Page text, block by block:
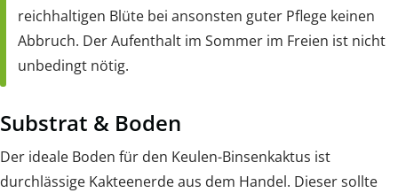
reichhaltigen Blüte bei ansonsten guter Pflege keinen
Abbruch. Der Aufenthalt im Sommer im Freien ist nicht
unbedingt nötig.
Substrat & Boden
Der ideale Boden für den Keulen-Binsenkaktus ist
durchlässige Kakteenerde aus dem Handel. Dieser sollte